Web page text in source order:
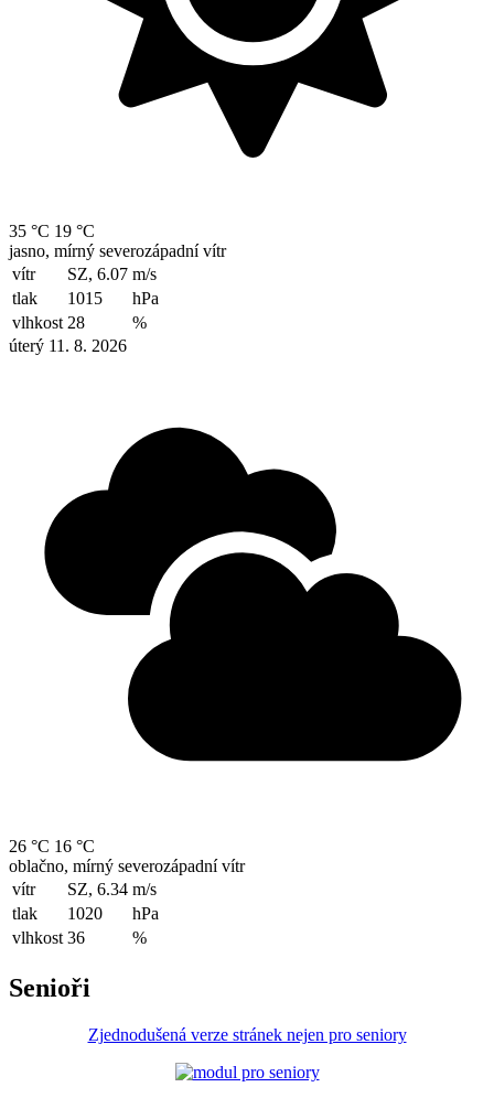
35 °C 19 °C
jasno, mírný severozápadní vítr
vítr
SZ, 6.07 m/s
tlak
1015
hPa
vlhkost 28
%
úterý 11. 8. 2026
26 °C 16 °C
oblačno, mírný severozápadní vítr
vítr
SZ, 6.34 m/s
tlak
1020
hPa
vlhkost 36 %
Senioři
Zjednodušená verze stránek nejen pro seniory